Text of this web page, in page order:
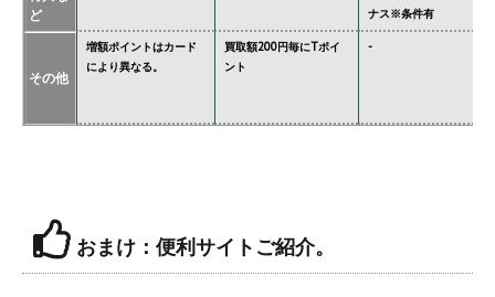
ど
ナス※条件有
その他
増額ポイントはカード
により異なる。
買取額200円毎にTポイ
ント
-
おまけ：便利サイトご紹介。